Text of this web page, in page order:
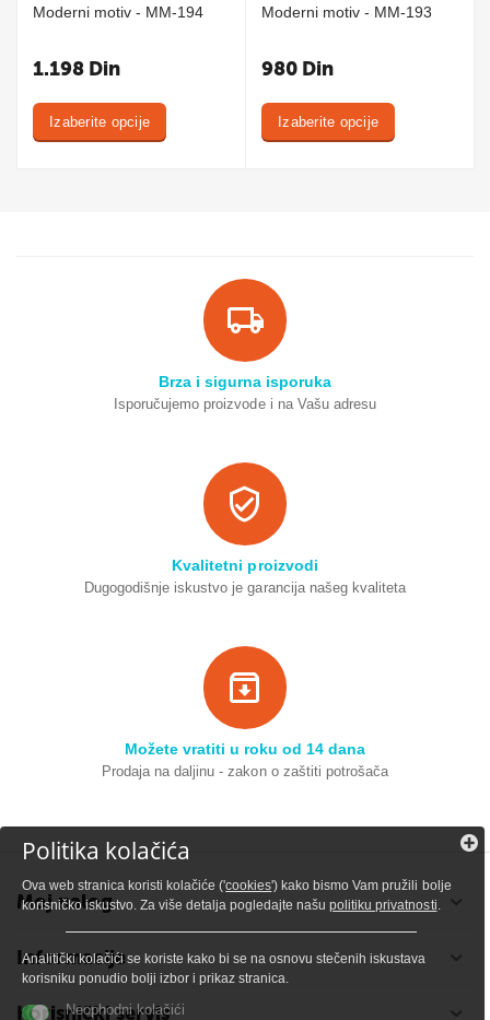
Moderni motiv - MM-194
1.198 Din
Izaberite opcije
Moderni motiv - MM-193
980 Din
Izaberite opcije
Brza i sigurna isporuka
Isporučujemo proizvode i na Vašu adresu
Kvalitetni proizvodi
Dugogodišnje iskustvo je garancija našeg kvaliteta
Možete vratiti u roku od 14 dana
Prodaja na daljinu - zakon o zaštiti potrošača
Moj nalog
Informacije
Korisnički servis
Politika kolačića
Ova web stranica koristi kolačiće ('cookies') kako bismo Vam pružili bolje
korisničko iskustvo. Za više detalja pogledajte našupolitiku privatnosti.
Analitički kolačići se koriste kako bi se na osnovu stečenih iskustava
korisniku ponudio bolji izbor i prikaz stranica.
Neophodni kolačići